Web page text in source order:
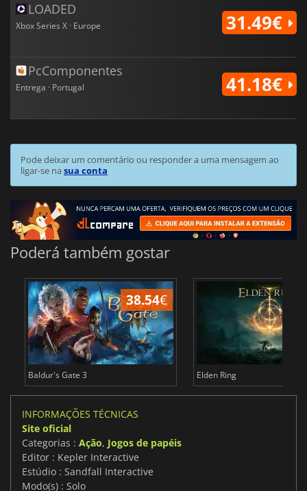
LOADED
Xbox Series X · Europe 31.49€
PcComponentes
Entrega · Portugal 41.18€
Pode deixar um comentário ou responder a uma mensagem ao
ligar-se nasua conta
Poderá também gostar
38.54€
Baldur's Gate 3 Elden Ring
INFORMAÇÕES TÉCNICAS
Site oficial
Categorias : Ação, Jogos de papéis
Editor : Kepler Interactive
Estúdio : Sandfall Interactive
Modo(s) : Solo